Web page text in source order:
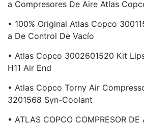
A Compresores De Aire Atlas
• 100% Original Atlas Copco
A De Control De Vacío
• Atlas Copco 3002601520 Kit
H11 Air End
• Atlas Copco Torny Air
3201568 Syn-Coolant
• ATLAS COPCO COMPRESOR